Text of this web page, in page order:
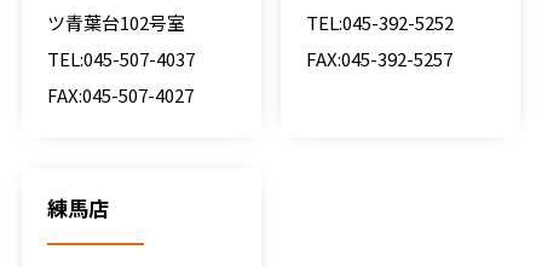
ツ青葉台102号室
TEL:045-507-4037
FAX:045-507-4027
TEL:045-392-5252
FAX:045-392-5257
練馬店